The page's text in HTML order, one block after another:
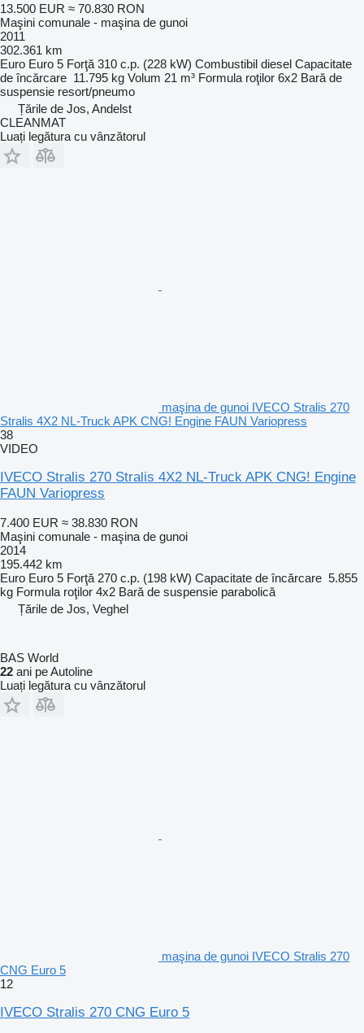
13.500 EUR ≈ 70.830 RON
Maşini comunale - maşina de gunoi
2011
302.361 km
Euro Euro 5 Forţă 310 c.p. (228 kW) Combustibil diesel Capacitate
de încărcare 11.795 kg Volum 21 m³ Formula roţilor 6x2 Bară de
suspensie resort/pneumo
Țările de Jos, Andelst
CLEANMAT
Luați legătura cu vânzătorul
maşina de gunoi IVECO Stralis 270
Stralis 4X2 NL-Truck APK CNG! Engine FAUN Variopress
38
VIDEO
IVECO Stralis 270 Stralis 4X2 NL-Truck APK CNG! Engine
FAUN Variopress
7.400 EUR ≈ 38.830 RON
Maşini comunale - maşina de gunoi
2014
195.442 km
Euro Euro 5 Forţă 270 c.p. (198 kW) Capacitate de încărcare 5.855
kg Formula roţilor 4x2 Bară de suspensie parabolică
Țările de Jos, Veghel
BAS World
22 ani pe Autoline
Luați legătura cu vânzătorul
maşina de gunoi IVECO Stralis 270
CNG Euro 5
12
IVECO Stralis 270 CNG Euro 5